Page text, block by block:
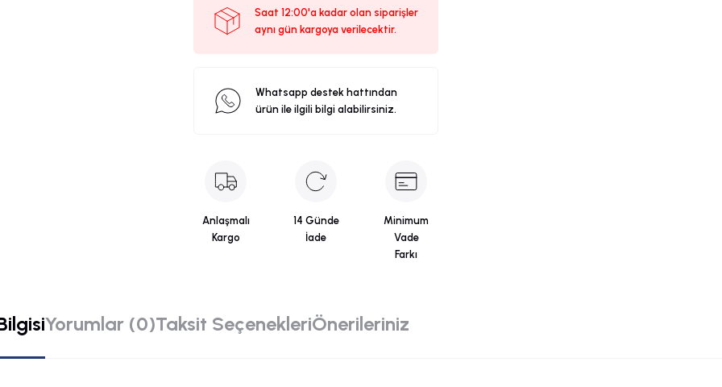
Saat 12:00'a kadar olan siparişler
aynı gün kargoya verilecektir.
Whatsapp destek hattından
ürün ile ilgili bilgi alabilirsiniz.
Anlaşmalı
Kargo
14 Günde
İade
Minimum
Vade
Farkı
Yorumlar (0)Taksit SeçenekleriÖnerileriniz